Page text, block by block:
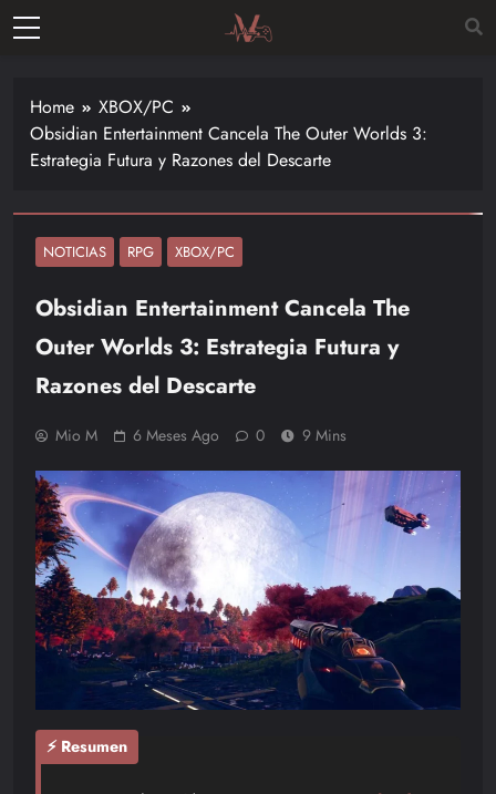
Skip
de las
últimas
novedades
los
–
Nintendo,
Playstac
Home
XBOX/PC
Obsidian Entertainment Cancela The Outer Worlds 3:
Estrategia Futura y Razones del Descarte
NOTICIAS RPG XBOX/PC
Obsidian Entertainment Cancela The
Outer Worlds 3: Estrategia Futura y
Razones del Descarte
Mio M 6 Meses Ago 0 9 Mins
⚡ Resumen